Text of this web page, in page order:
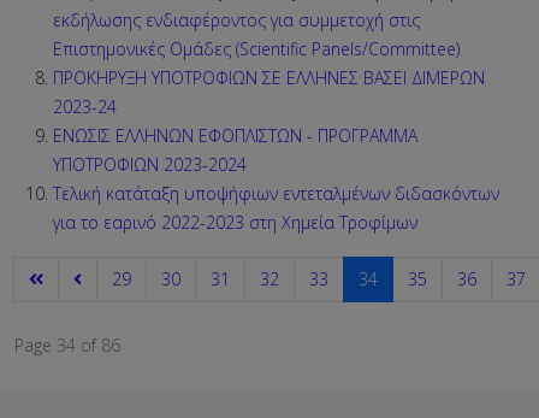
εκδήλωσης ενδιαφέροντος για συμμετοχή στις
Επιστημονικές Ομάδες (Scientific Panels/Committee)
ΠΡΟΚΗΡΥΞΗ ΥΠΟΤΡΟΦΙΩΝ ΣΕ ΕΛΛΗΝΕΣ ΒΑΣΕΙ ΔΙΜΕΡΩΝ
2023-24
ΕΝΩΣΙΣ ΕΛΛΗΝΩΝ ΕΦΟΠΛΙΣΤΩΝ - ΠΡΟΓΡΑΜΜΑ
ΥΠΟΤΡΟΦΙΩΝ 2023-2024
Τελική κατάταξη υποψήφιων εντεταλμένων διδασκόντων
για το εαρινό 2022-2023 στη Χημεία Τροφίμων
29 30 31 32 33 34 35 36 37
Page 34 of 86